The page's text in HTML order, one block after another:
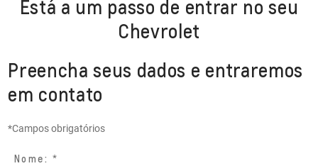
Está a um passo de entrar no seu
Chevrolet
Preencha seus dados e entraremos
em contato
*Campos obrigatórios
Nome: